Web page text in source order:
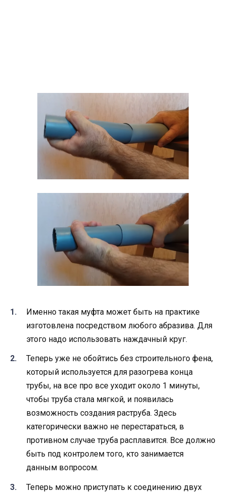
Именно такая муфта может быть на практике
изготовлена посредством любого абразива. Для
этого надо использовать наждачный круг.
Теперь уже не обойтись без строительного фена,
который используется для разогрева конца
трубы, на все про все уходит около 1 минуты,
чтобы труба стала мягкой, и появилась
возможность создания раструба. Здесь
категорически важно не перестараться, в
противном случае труба расплавится. Все должно
быть под контролем того, кто занимается
данным вопросом.
Теперь можно приступать к соединению двух